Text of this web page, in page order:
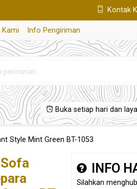
Kontak
Kami Info Pengiriman
Buka setiap hari dan
Style Mint Green BT-1053
INFO
Silahkan